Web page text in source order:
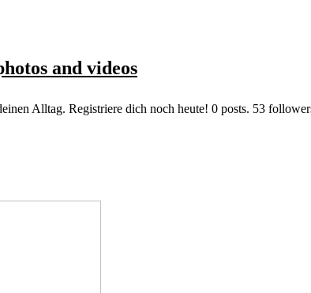
and videos
Alltag. Registriere dich noch heute! 0 posts. 53